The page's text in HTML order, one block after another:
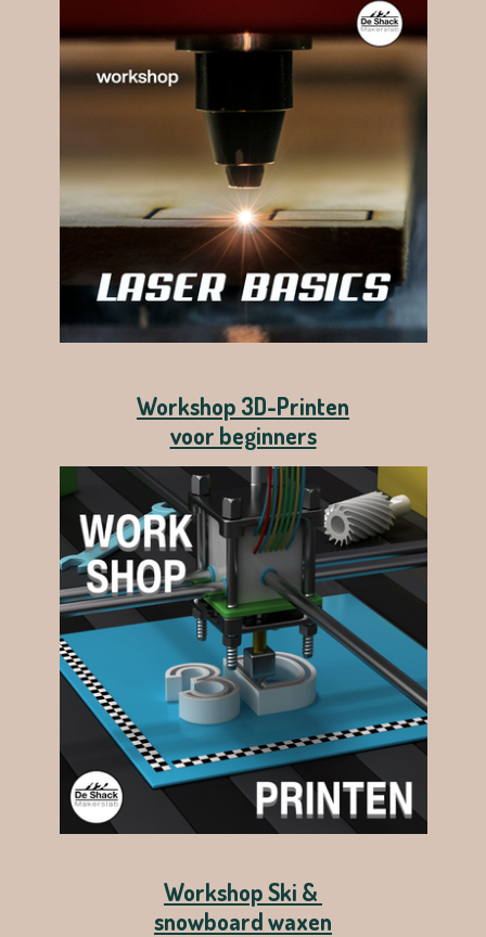
Workshop 3D-Printen
voor beginners
Workshop Ski &
snowboard waxen